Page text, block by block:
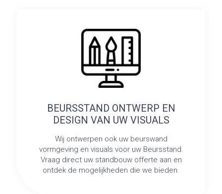
BEURSSTAND ONTWERP EN
DESIGN VAN UW VISUALS
Wij ontwerpen ook uw beurswand
vormgeving en visuals voor uw Beursstand.
Vraag direct uw standbouw offerte aan en
ontdek de mogelijkheden die we bieden.